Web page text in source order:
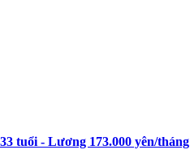
tuổi - Lương 173.000 yên/tháng